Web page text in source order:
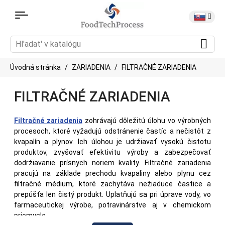
Úvodná stránka ZARIADENIA FILTRAČNÉ ZARIADENIA
FILTRAČNÉ ZARIADENIA
Filtračné zariadenia zohrávajú dôležitú úlohu vo výrobných
procesoch, ktoré vyžadujú odstránenie častíc a nečistôt z
kvapalín a plynov. Ich úlohou je udržiavať vysokú čistotu
produktov, zvyšovať efektivitu výroby a zabezpečovať
dodržiavanie prísnych noriem kvality. Filtračné zariadenia
pracujú na základe prechodu kvapaliny alebo plynu cez
filtračné médium, ktoré zachytáva nežiaduce častice a
prepúšťa len čistý produkt. Uplatňujú sa pri úprave vody, vo
farmaceutickej výrobe, potravinárstve aj v chemickom
priemysle.